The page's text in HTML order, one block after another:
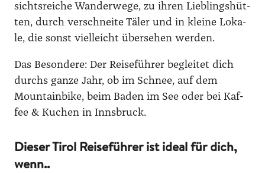
sichts­rei­che Wan­der­we­ge, zu ihren Lieb­lings­hüt­
ten, durch ver­schnei­te Täler und in klei­ne Loka­
le, die sonst viel­leicht über­se­hen wer­den.
Das Beson­de­re: Der Rei­se­füh­rer beglei­tet dich
durchs gan­ze Jahr, ob im Schnee, auf dem
Moun­tain­bike, beim Baden im See oder bei Kaf­
fee & Kuchen in Inns­bruck.
Dieser Tirol Reiseführer ist ideal für dich,
wenn..